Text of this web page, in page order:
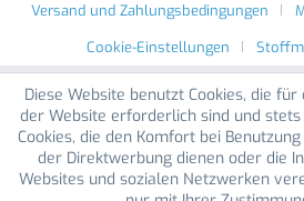
Versand und Zahlungsbedingungen
Cookie-Einstellungen
Diese Website benutzt Cookies, die
der Website erforderlich sind und
Cookies, die den Komfort bei
der Direktwerbung dienen oder die
Websites und sozialen Netzwerken